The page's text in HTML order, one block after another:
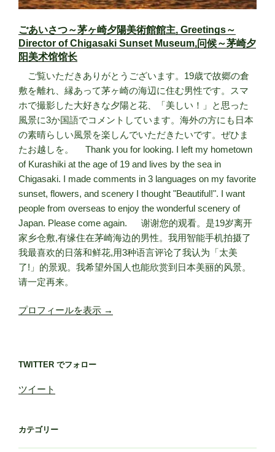
ごあいさつ～茅ヶ崎夕陽美術館館主, Greetings～
Director of Chigasaki Sunset Museum,问候～茅崎夕
阳美术馆馆长
ご覧いただきありがとうございます。19歳で故郷の倉
敷を離れ、縁あって茅ヶ崎の海辺に住む男性です。スマ
ホで撮影した大好きな夕陽と花、「美しい！」と思った
風景に3か国語でコメントしています。海外の方にも日本
の素晴らしい風景を楽しんでいただきたいです。ぜひま
たお越しを。 Thank you for looking. I left my hometown
of Kurashiki at the age of 19 and lives by the sea in
Chigasaki. I made comments in 3 languages on my favorite
sunset, flowers, and scenery I thought "Beautiful!". I want
people from overseas to enjoy the wonderful scenery of
Japan. Please come again. 谢谢您的观看。是19岁离开
家乡仓敷,有缘住在茅崎海边的男性。我用智能手机拍摄了
我最喜欢的日落和鲜花,用3种语言评论了我认为「太美
了!」的景观。我希望外国人也能欣赏到日本美丽的风景。
请一定再来。
プロフィールを表示 →
TWITTER でフォロー
ツイート
カテゴリー